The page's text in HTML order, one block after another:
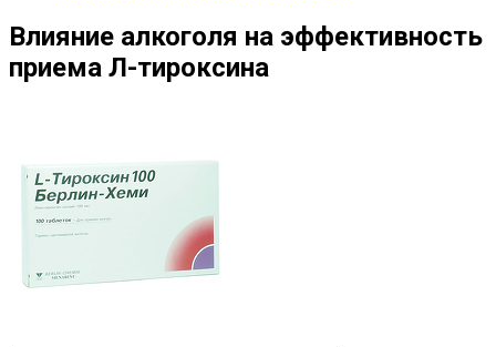
Влияние алкоголя на эффективность
приема Л-тироксина